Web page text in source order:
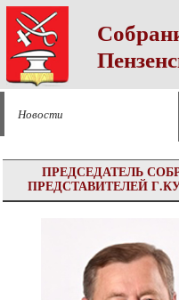
Новости
ПРЕДСЕДАТЕЛЬ
ПРЕДСТАВИТЕЛЕЙ